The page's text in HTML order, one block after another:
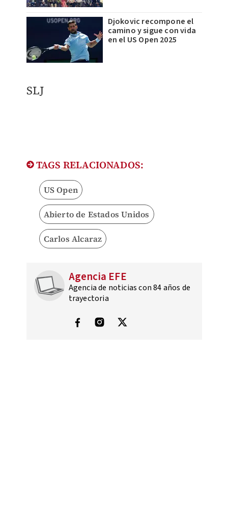
Djokovic recompone el
camino y sigue con vida
en el US Open 2025
SLJ
TAGS RELACIONADOS:
US Open
Abierto de Estados Unidos
Carlos Alcaraz
Agencia EFE
Agencia de noticias con 84 años de
trayectoria